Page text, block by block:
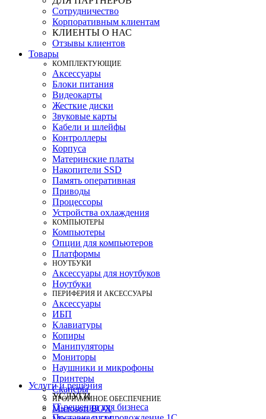
Сотрудничество
Корпоративным клиентам
КЛИЕНТЫ О НАС
Отзывы клиентов
Товары
КOМПЛЕКТУЮЩИЕ
Аксессуары
Блоки питания
Видеокарты
Жесткие диски
Звуковые карты
Кабели и шлейфы
Контроллеры
Корпуса
Материнские платы
Накопители SSD
Память оперативная
Приводы
Процессоры
Устройства охлаждения
КОМПЬЮТЕРЫ
Компьютеры
Опции для компьютеров
Платформы
НОУТБУКИ
Аксессуары для ноутбуков
Ноутбуки
ПЕРИФЕРИЯ И АКСЕССУАРЫ
Аксессуары
ИБП
Клавиатуры
Копиры
Манипуляторы
Мониторы
Наушники и микрофоны
Принтеры
Сканеры
ПРОГРАММНОЕ ОБЕСПЕЧЕНИЕ
Microsoft BOX
Услуги и решения
УСЛУГИ
IT-решения для бизнеса